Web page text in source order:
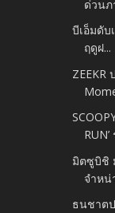
ด่วนภ
บีเอ็มดับ
ฤดูฝ...
ZEEKR
RUN’
มิตซูบิชิ
จำหน่
ธนชาต